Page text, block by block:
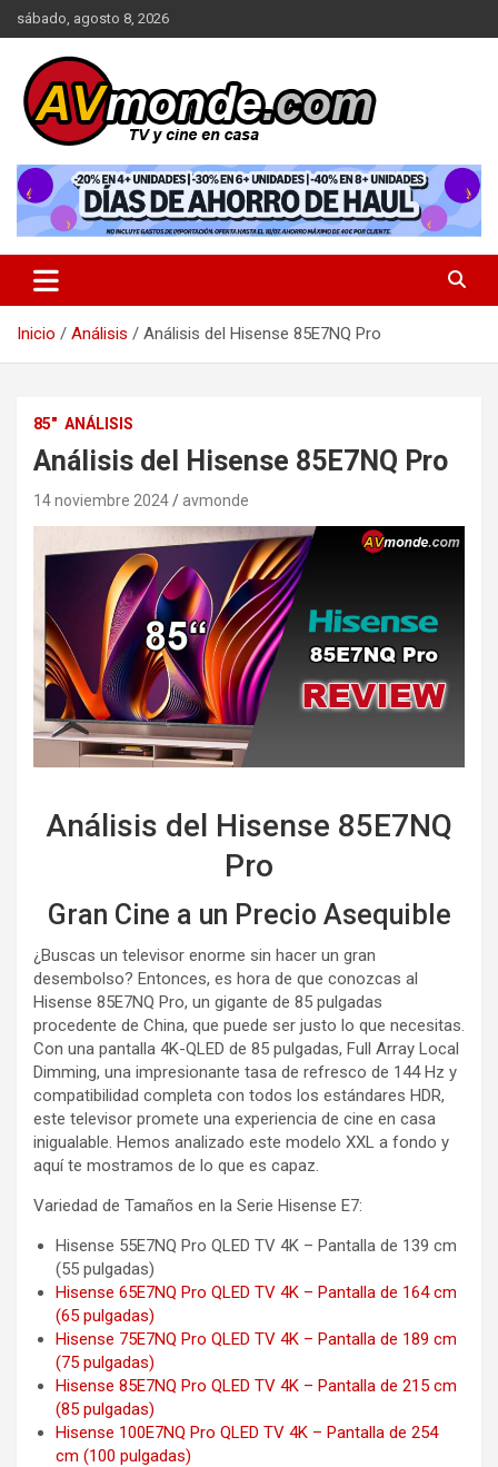
Saltar
al
contenido
sábado, agosto 8, 2026
AVMonde.com | Descubre las
Últimas Pruebas en Televisores
y Cine en Casa
Inicio Análisis Análisis del Hisense 85E7NQ Pro
85" ANÁLISIS
Análisis del Hisense 85E7NQ Pro
14 noviembre 2024 avmonde
Análisis del Hisense 85E7NQ
Pro
Gran Cine a un Precio Asequible
¿Buscas un televisor enorme sin hacer un gran
desembolso? Entonces, es hora de que conozcas al
Hisense 85E7NQ Pro, un gigante de 85 pulgadas
procedente de China, que puede ser justo lo que necesitas.
Con una pantalla 4K-QLED de 85 pulgadas, Full Array Local
Dimming, una impresionante tasa de refresco de 144 Hz y
compatibilidad completa con todos los estándares HDR,
este televisor promete una experiencia de cine en casa
inigualable. Hemos analizado este modelo XXL a fondo y
aquí te mostramos de lo que es capaz.
Variedad de Tamaños en la Serie Hisense E7:
Hisense 55E7NQ Pro QLED TV 4K – Pantalla de 139 cm
(55 pulgadas)
Hisense 65E7NQ Pro QLED TV 4K – Pantalla de 164 cm
(65 pulgadas)
Hisense 75E7NQ Pro QLED TV 4K – Pantalla de 189 cm
(75 pulgadas)
Hisense 85E7NQ Pro QLED TV 4K – Pantalla de 215 cm
(85 pulgadas)
Hisense 100E7NQ Pro QLED TV 4K – Pantalla de 254
cm (100 pulgadas)